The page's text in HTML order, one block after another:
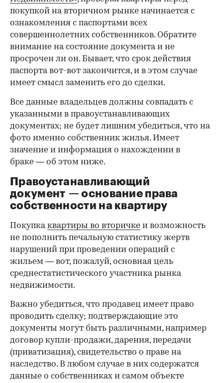
покупкой на вторичном рынке начинается с
ознакомления с паспортами всех
совершеннолетних собственников. Обратите
внимание на состояние документа и не
просрочен ли он. Бывает, что срок действия
паспорта вот-вот закончится, и в этом случае
имеет смысл заменить его до сделки.
00:00 / 00:00
Все данные владельцев должны совпадать с
указанными в правоустанавливающих
документах; не будет лишним убедиться, что на
фото именно собственник жилья. Имеет
значение и информация о нахождении в
браке — об этом ниже.
Правоустанавливающий
документ — основание права
собственности на квартиру
Покупкаквартиры во вторичке и возможность
не пополнить печальную статистику жертв
нарушений при проведении операций с
жильем — вот, пожалуй, основная цель
среднестатистического участника рынка
недвижимости.
Важно убедиться, что продавец имеет право
проводить сделку; подтверждающие это
документы могут быть различными, например
договор купли-продажи, дарения, передачи
(приватизация), свидетельство о праве на
наследство. В любом случае в них содержатся
данные о собственниках и самом объекте